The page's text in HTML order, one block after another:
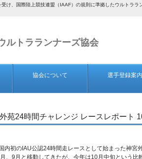
け、国際陸上競技連盟（IAAF）の規則に準拠したウルトラ
ルトラランナーズ協会
協会について 選手登録案内
苑24時間チャレンジ レースレポート
初のIAU公認24時間走レースとして始まった神宮
、9月と移動してきたが、今年は10月中旬という